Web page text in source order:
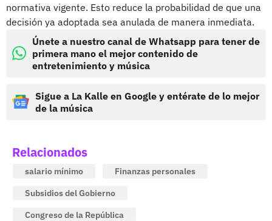
normativa vigente. Esto reduce la probabilidad de que una
decisión ya adoptada sea anulada de manera inmediata.
Únete a nuestro canal de Whatsapp para tener de
primera mano el mejor contenido de
entretenimiento y música
Sigue a La Kalle en Google y entérate de lo mejor
de la música
Relacionados
salario mínimo
Finanzas personales
Subsidios del Gobierno
Congreso de la República